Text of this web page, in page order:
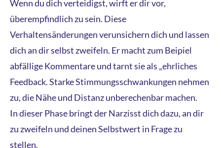
Wenn du dich verteidigst, wirft er dir vor,
überempfindlich zu sein. Diese
Verhaltensänderungen verunsichern dich und lassen
dich an dir selbst zweifeln. Er macht zum Beipiel
abfällige Kommentare und tarnt sie als „ehrliches
Feedback. Starke Stimmungsschwankungen nehmen
zu, die Nähe und Distanz unberechenbar machen.
In dieser Phase bringt der Narzisst dich dazu, an dir
zu zweifeln und deinen Selbstwert in Frage zu
stellen.